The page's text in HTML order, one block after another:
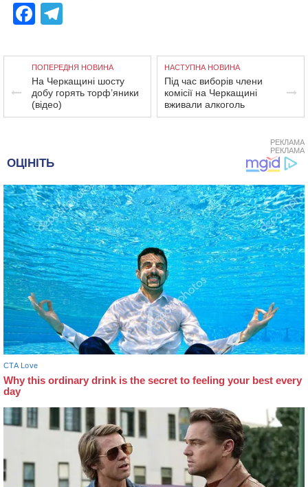
Facebook
ПОПЕРЕДНЯ НОВИНА
На Черкащині шосту
добу горять торф’яники
(відео)
НАСТУПНА НОВИНА
Під час виборів члени
комісії на Черкащині
вживали алкоголь
РЕКЛАМА
РЕКЛАМА